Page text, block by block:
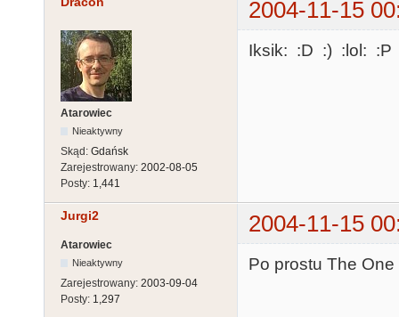
2004-11-15
Atarowiec
Nieaktywny
Skąd: Gdańsk
Zarejestrowany: 2002-08-05
Posty: 1,441
Iksik: :D :) :lol: :P
Jurgi2 2004-11-15
Atarowiec
Nieaktywny
Zarejestrowany: 2003-09-04
Posty: 1,297
Po prostu The